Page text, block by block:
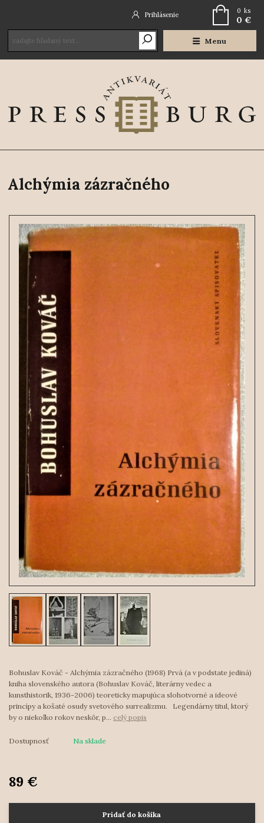
Menu
Prihlásenie 0 ks
0 €
Alchýmia zázračného
Bohuslav Kováč - Alchýmia zázračného (1968) Prvá (a v podstate jediná)
kniha slovenského autora (Bohuslav Kováč, literárny vedec a
kunsthistorik, 1936-2006) teoreticky mapujúca slohotvorné a ideové
princípy a košaté osudy svetového surrealizmu. Legendárny titul, ktorý
by o niekoľko rokov neskôr, p... celý popis
Dostupnosť Na sklade
89 €
Pridať do košíka